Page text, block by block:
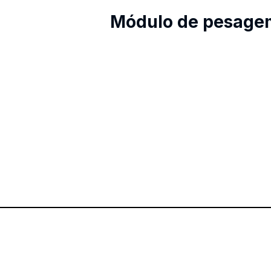
Módulo de